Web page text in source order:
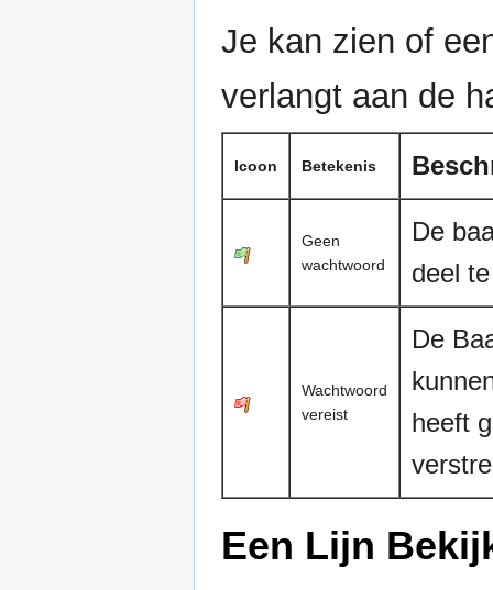
Je kan zien of
verlangt aan de
Icoon Betekenis
Geen
wachtwoord
De
deel
Wachtwoord
vereist
De
heeft
Een Lijn